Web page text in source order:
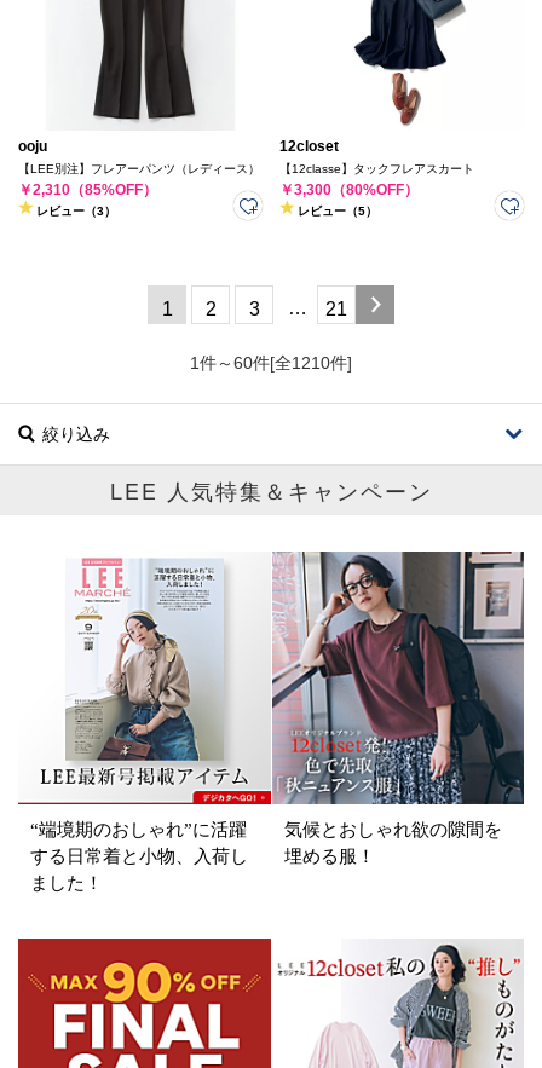
ooju
【LEE別注】フレアーパンツ（レディース）
￥2,310（85%OFF）
レビュー（3）
12closet
【12classe】タックフレアスカート
￥3,300（80%OFF）
レビュー（5）
1 2 3 … 21
1件～60件[全1210件]
絞り込み
ブランド
ボトムス
サイズ
掲載雑誌
価格
表示オプション
すべて 新着
LEE 人気特集＆キャンペーン
“端境期のおしゃれ”に活躍
する日常着と小物、入荷し
ました！
気候とおしゃれ欲の隙間を
埋める服！